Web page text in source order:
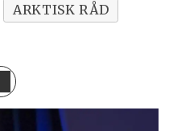
ARKTISK RÅD